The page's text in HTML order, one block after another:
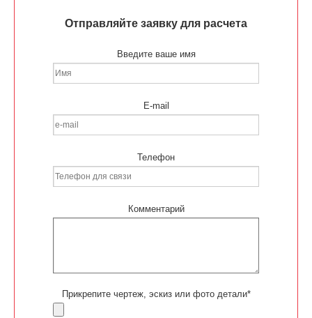
Отправляйте заявку для расчета
Введите ваше имя
E-mail
Телефон
Комментарий
Прикрепите чертеж, эскиз или фото детали*